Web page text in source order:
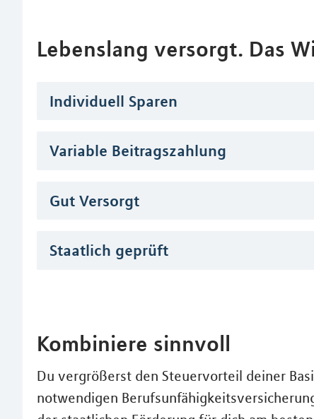
Lebenslang versorgt. Das
Individuell Sparen
Variable Beitragszahlung
Gut Versorgt
Staatlich geprüft
Kombiniere sinnvoll
Du vergrößerst den Steuervorteil deiner
notwendigen